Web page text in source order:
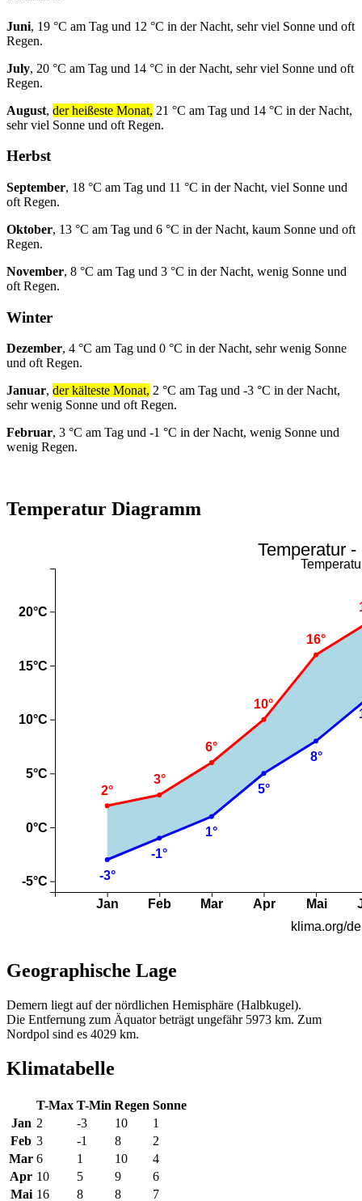
Juni, 19 °C am Tag und 12 °C in der Nacht, sehr viel Sonne und oft
Regen.
July, 20 °C am Tag und 14 °C in der Nacht, sehr viel Sonne und oft
Regen.
August, der heißeste Monat, 21 °C am Tag und 14 °C in der Nacht,
sehr viel Sonne und oft Regen.
Herbst
September, 18 °C am Tag und 11 °C in der Nacht, viel Sonne und
oft Regen.
Oktober, 13 °C am Tag und 6 °C in der Nacht, kaum Sonne und oft
Regen.
November, 8 °C am Tag und 3 °C in der Nacht, wenig Sonne und
oft Regen.
Winter
Dezember, 4 °C am Tag und 0 °C in der Nacht, sehr wenig Sonne
und oft Regen.
Januar, der kälteste Monat, 2 °C am Tag und -3 °C in der Nacht,
sehr wenig Sonne und oft Regen.
Februar, 3 °C am Tag und -1 °C in der Nacht, wenig Sonne und
wenig Regen.
Temperatur Diagramm
Geographische Lage
Demern liegt auf der nördlichen Hemisphäre (Halbkugel).
Die Entfernung zum Äquator beträgt ungefähr 5973 km. Zum
Nordpol sind es 4029 km.
Klimatabelle
T-Max T-Min Regen Sonne
Jan 2 -3 10
1
Feb 3 -1 8
2
Mar 6 1 10
4
Apr 10 5 9
6
Mai 16 8 8 7